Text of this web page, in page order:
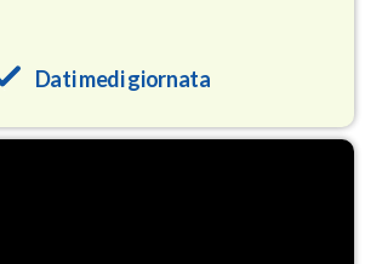
Dati medi giornata